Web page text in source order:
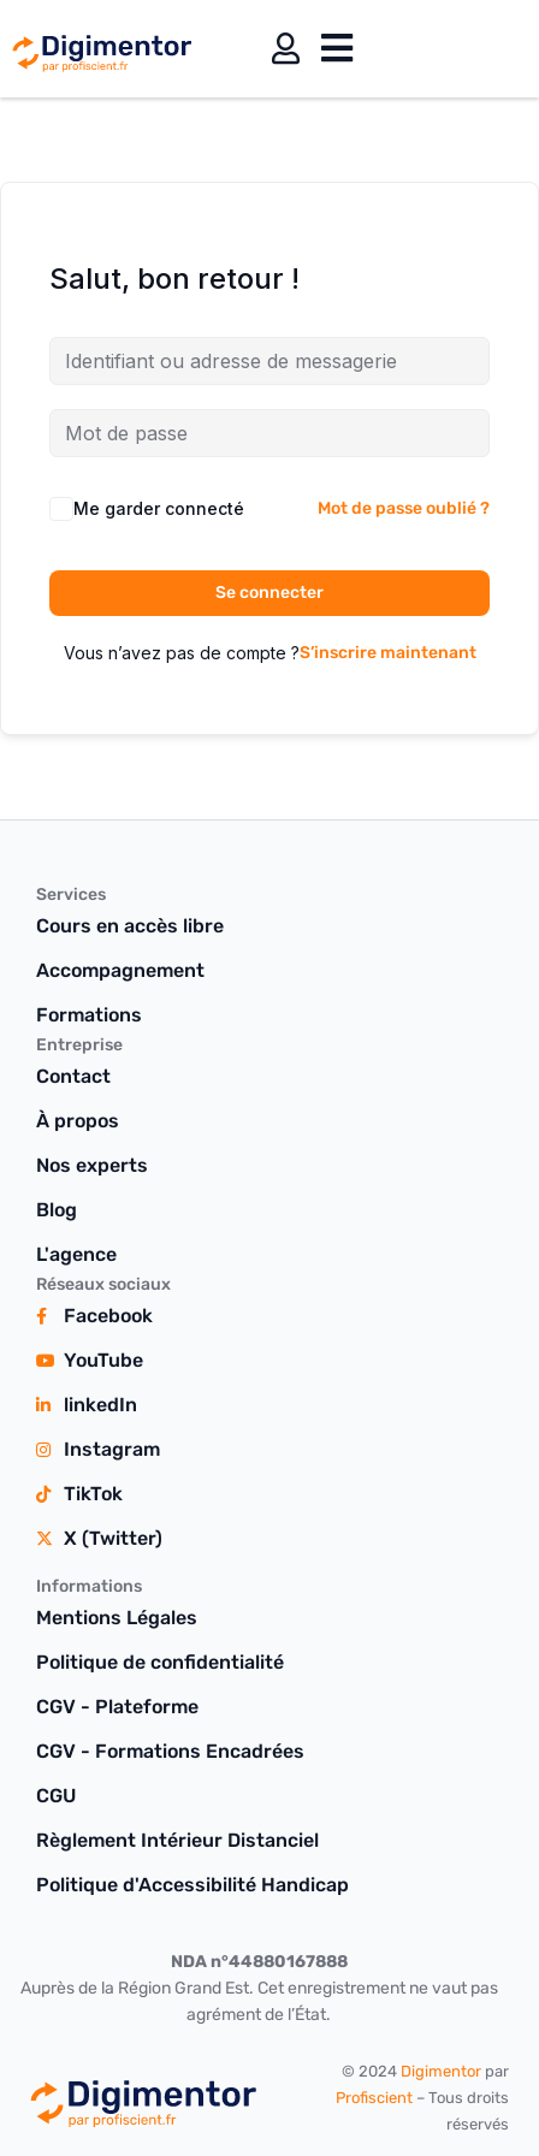
Salut, bon retour !
Me garder connecté Mot de passe oublié ?
Se connecter
Vous n’avez pas de compte ?S’inscrire maintenant
Services
Cours en accès libre
Accompagnement
Formations
Entreprise
Contact
À propos
Nos experts
Blog
L'agence
Réseaux sociaux
Facebook
YouTube
linkedIn
Instagram
TikTok
X (Twitter)
Informations
Mentions Légales
Politique de confidentialité
CGV - Plateforme
CGV - Formations Encadrées
CGU
Règlement Intérieur Distanciel
Politique d'Accessibilité Handicap
NDA n°44880167888
Auprès de la Région Grand Est. Cet enregistrement ne vaut pas
agrément de l’État.
© 2024 Digimentor par
Profiscient – Tous droits
réservés